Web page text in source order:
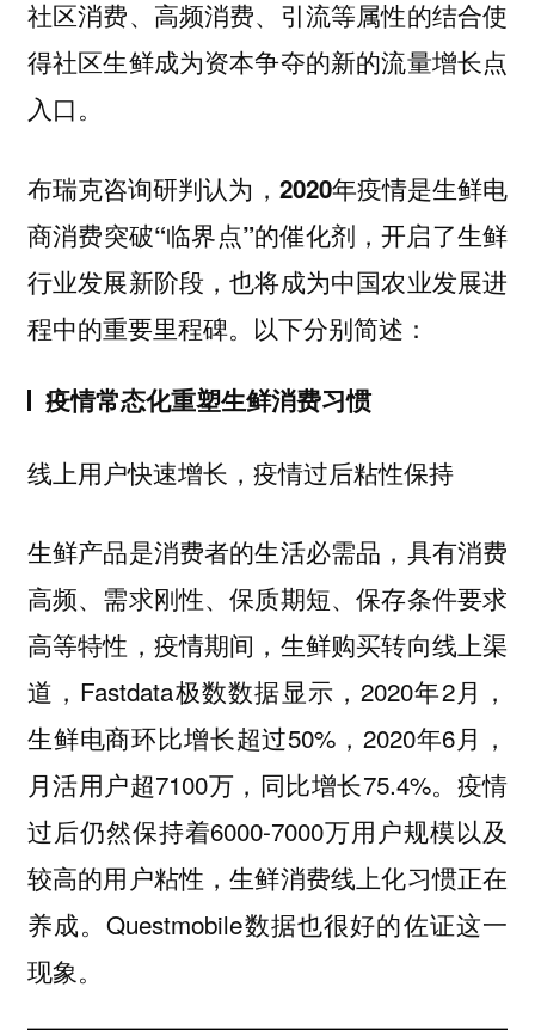
社区消费、高频消费、引流等属性的结合使
得社区生鲜成为资本争夺的新的流量增长点
入口。
布瑞克咨询研判认为， 2020年疫情是生鲜电
商消费突破“临界点”的催化剂，开启了生鲜
行业发展新阶段，也将成为中国农业发展进
程中的重要里程碑。 以下分别简述：
疫情常态化重塑生鲜消费习惯
线上用户快速增长，疫情过后粘性保持
生鲜产品是消费者的生活必需品，具有消费
高频、需求刚性、保质期短、保存条件要求
高等特性，疫情期间，生鲜购买转向线上渠
道，Fastdata极数数据显示，2020年2月，
生鲜电商环比增长超过50%，2020年6月，
月活用户超7100万，同比增长75.4%。疫情
过后仍然保持着6000-7000万用户规模以及
较高的用户粘性，生鲜消费线上化习惯正在
养成。Questmobile数据也很好的佐证这一
现象。